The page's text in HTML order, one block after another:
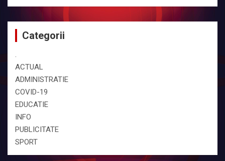
Categorii
.
ACTUAL
ADMINISTRATIE
COVID-19
EDUCATIE
INFO
PUBLICITATE
SPORT